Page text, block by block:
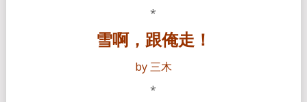
*
雪啊，跟俺走！
by 三木
*